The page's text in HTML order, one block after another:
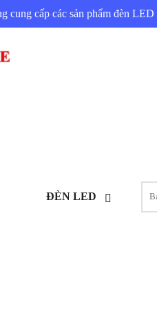
cung cấp các sản phẩm đèn LED
ĐÈN LED